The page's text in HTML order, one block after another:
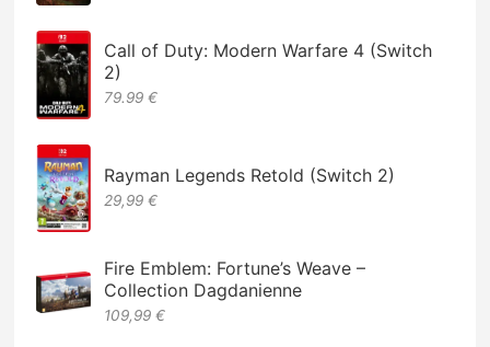
Call of Duty: Modern Warfare 4 (Switch
2)
79.99 €
Rayman Legends Retold (Switch 2)
29,99 €
Fire Emblem: Fortune’s Weave –
Collection Dagdanienne
109,99 €